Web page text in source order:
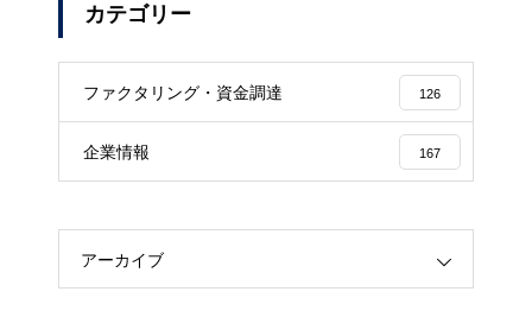
カテゴリー
ファクタリング・資金調達 126
企業情報 167
アーカイブ